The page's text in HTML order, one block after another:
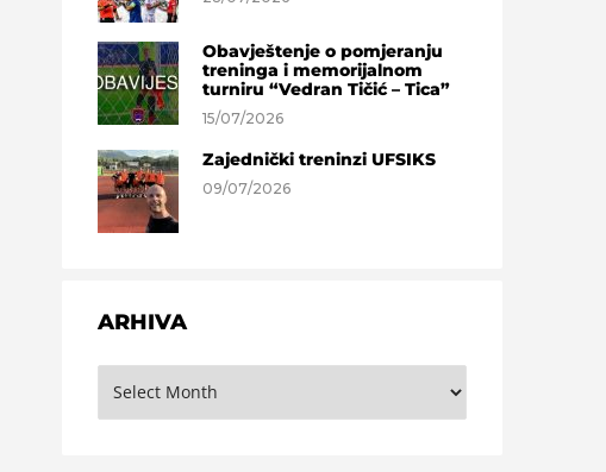
Obavještenje o pomjeranju
treninga i memorijalnom
turniru “Vedran Tičić – Tica”
15/07/2026
Zajednički treninzi UFSIKS
09/07/2026
ARHIVA